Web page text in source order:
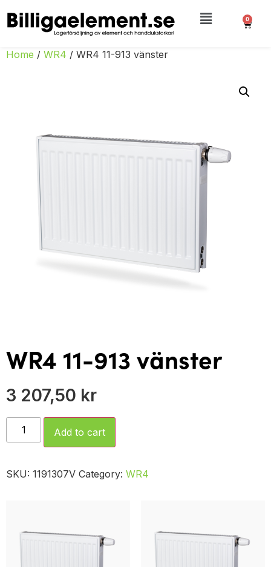
0
Home / WR4 / WR4 11-913 vänster
WR4 11-913 vänster
3 207,50 kr
Add to cart
SKU: 1191307V Category: WR4